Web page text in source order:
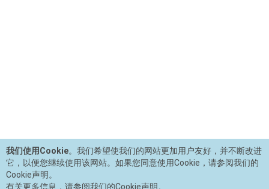
我们使用Cookie。我们希望使我们的网站更加用户友好，并不断改进
它，以便您继续使用该网站。如果您同意使用Cookie，请参阅我们的
Cookie声明。
有关更多信息，请参阅我们的Cookie声明。